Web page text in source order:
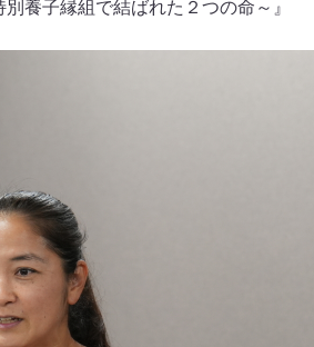
養子縁組で結ばれた２つの命～』